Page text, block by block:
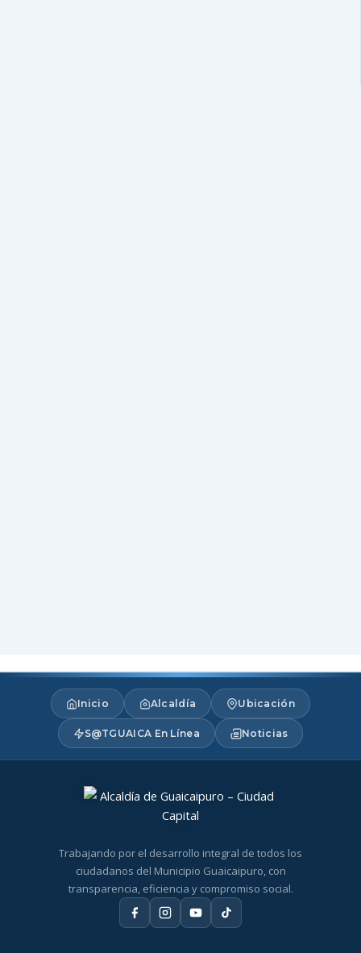
Inicio Alcaldía Ubicación
S@TGUAICA En Línea Noticias
Trabajando por el desarrollo integral de todos los
ciudadanos del Municipio Guaicaipuro, con
transparencia, eficiencia y compromiso social.